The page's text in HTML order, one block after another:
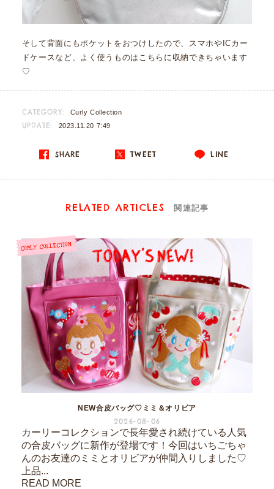
そして背面にもポケットをおつけしたので、スマホやICカー
ドケースなど、よく使うものはこちらに収納できちゃいます
♡
CATEGORY: Curly Collection
UPDATE: 2023.11.20 7:49
SHARE TWEET LINE
RELATED ARTICLES 関連記事
NEW合皮バッグ♡ミミ＆オリビア
2026-08-06
カーリーコレクションで長年愛され続けている人気
の合皮バッグに新作が登場です！今回はいちごちゃ
んのお友達のミミとオリビアが仲間入りしました♡
上品...
READ MORE